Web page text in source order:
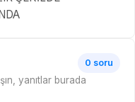
0 soru
yanıtlar burada